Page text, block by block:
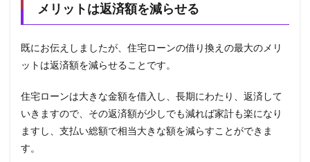
メリットは返済額を減らせる
既にお伝えしましたが、住宅ローンの借り換えの最大のメリ
ットは返済額を減らせることです。
住宅ローンは大きな金額を借入し、長期にわたり、返済して
いきますので、その返済額が少しでも減れば家計も楽になり
ますし、支払い総額で相当大きな額を減らすことができま
す。